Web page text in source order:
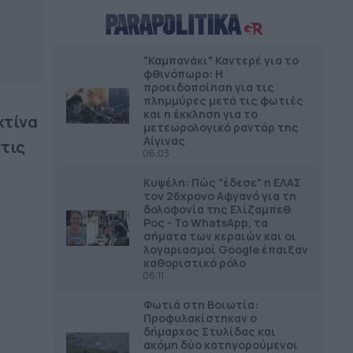
συναυλίες, δεκάδες χιλιάδες
θεατές, ένας νέος πολιτιστικός
ΔΗΜΟΙ15.22
Πάνω από 60 σημεία με καθαρό
πόσιμο νερό σε όλο τον Δήμο
Χανίων
Η Πάρος στηρίζει τους
εκπαιδευτικούς της
ΔΗΜΟΙ14.55
Νέα Χρυσή Διάκριση για τον Δήμο
Ελληνικού – Αργυρούπολης
ΔΗΜΟΙ14.28
Αθήνα: Εντατικοί έλεγχοι για την
προστασία των κοινόχρηστων
"Καμπανάκι" Καντερέ για το
φθινόπωρο: Η
προειδοποίηση για τις
πλημμύρες μετά τις φωτιές
και η έκκληση για το
μετεωρολογικό ραντάρ της
Αίγινας
06:03
Κυψέλη: Πώς "έδεσε" η ΕΛΑΣ
τον 26χρονο Αφγανό για τη
δολοφονία της Ελίζαμπεθ
Ρος - Το WhatsApp, τα
σήματα των κεραιών και οι
λογαριασμοί Google έπαιξαν
καθοριστικό ρόλο
06:11
Φωτιά στη Βοιωτία:
Προφυλακίστηκαν ο
δήμαρχος Στυλίδας και
ακόμη δύο κατηγορούμενοι